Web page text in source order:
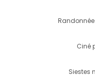
Ciné
Siestes